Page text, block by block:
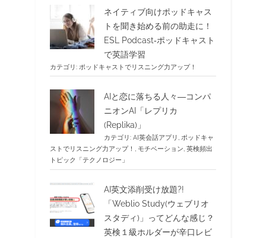
ネイティブ向けポッドキャス
トを聞き始める前の助走に！
ESL Podcast‐ポッドキャスト
で英語学習
カテゴリ: ポッドキャストでリスニング力アップ！
AIと恋に落ちる人々―コンパ
ニオンAI「レプリカ
(Replika)」
カテゴリ: AI英会話アプリ , ポッドキャ
ストでリスニング力アップ！ , モチベーション, 英検頻出
トピック「テクノロジー」
AI英文添削受け放題?!
「Weblio Study(ウェブリオ
スタディ)」ってどんな感じ？
英検１級ホルダーが辛口レビ